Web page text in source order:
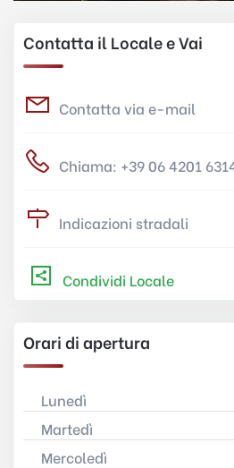
Contatta il Locale e Vai
Contatta via e-mail
Chiama: +39 06 4201
Indicazioni stradali
Condividi Locale
Orari di apertura
Lunedì
Martedì
Mercoledì